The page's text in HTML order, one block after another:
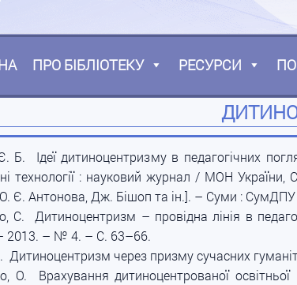
ПРО БІБЛІОТЕКУ РЕСУРСИ
Б. Ідеї дитиноцентризму в педагогічних
технології : науковий журнал / МОН
Є. Антонова, Дж. Бішоп та ін.]. – Суми :
С. Дитиноцентризм – провідна лінія в
– 2013. – № 4. – С. 63–66.
Дитиноцентризм через призму сучасних
О. Врахування дитиноцентрованої